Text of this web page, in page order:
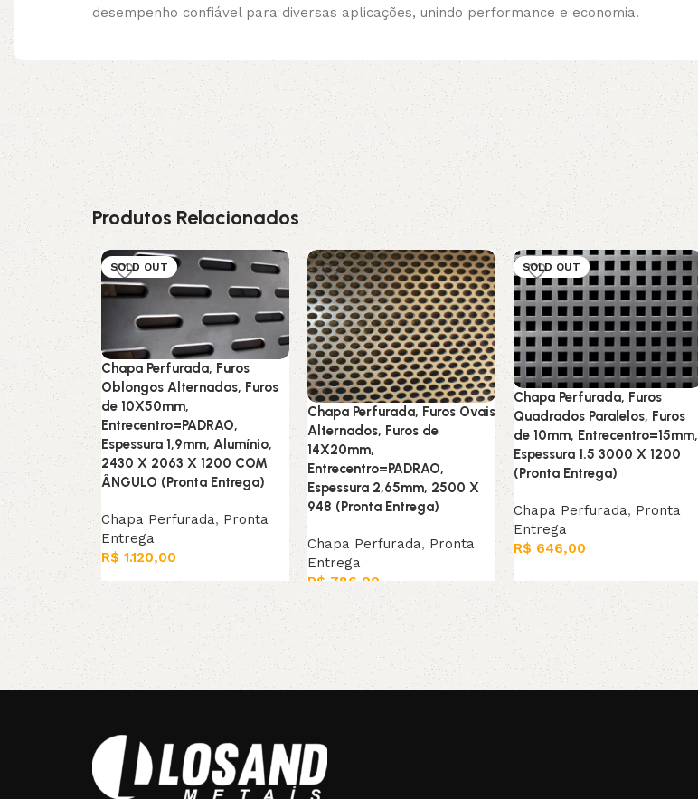
desempenho confiável para diversas aplicações, unindo performance e economia.
Produtos Relacionados
SOLD OUT
Chapa Perfurada, Furos
Oblongos Alternados, Furos
de 10X50mm,
Entrecentro=PADRAO,
Espessura 1,9mm, Alumínio,
2430 X 2063 X 1200 COM
ÂNGULO (Pronta Entrega)
Chapa Perfurada, Pronta
Entrega
R$ 1.120,00
Leia mais
Chapa Perfurada, Furos Ovais
Alternados, Furos de
14X20mm,
Entrecentro=PADRAO,
Espessura 2,65mm, 2500 X
948 (Pronta Entrega)
Chapa Perfurada, Pronta
Entrega
R$ 786,00
Adicionar ao carrinho
SOLD OUT
Chapa Perfurada, Furos
Quadrados Paralelos, Furos
de 10mm, Entrecentro=15mm,
Espessura 1.5 3000 X 1200
(Pronta Entrega)
Chapa Perfurada, Pronta
Entrega
R$ 646,00